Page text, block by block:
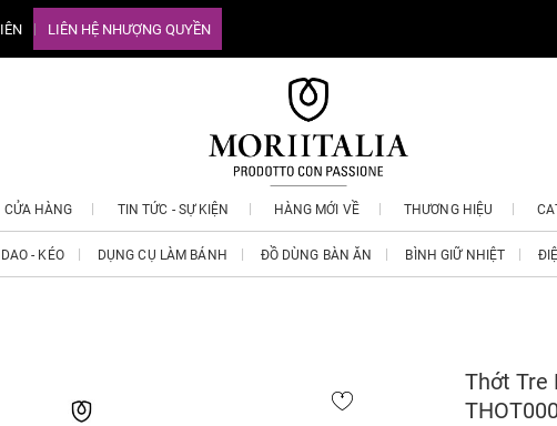
LIÊN HỆ NHƯỢNG QUYỀN
CỬA HÀNG TIN TỨC - SỰ KIỆN HÀNG MỚI VỀ THƯƠNG HIỆU
DAO - KÉO DỤNG CỤ LÀM BÁNH ĐỒ DÙNG BÀN ĂN BÌNH GIỮ NHIỆT
Thớt Tre